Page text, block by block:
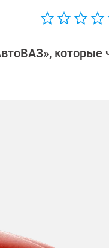
которые